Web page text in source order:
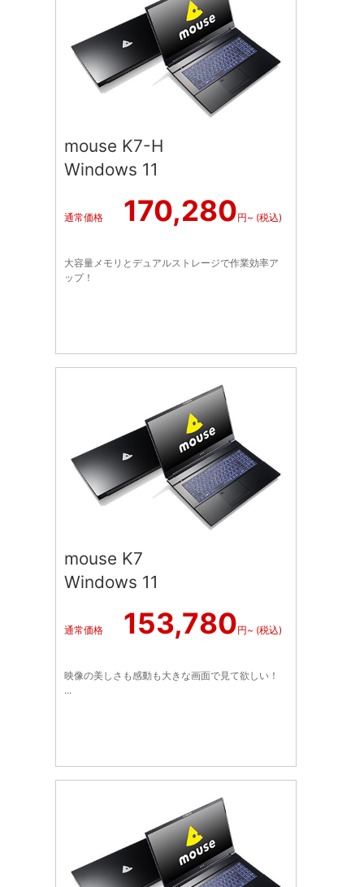
mouse K7-H
Windows 11
通常価格 170,280円~ (税込)
大容量メモリとデュアルストレージで作業効率ア
ップ！
mouse K7
Windows 11
通常価格 153,780円~ (税込)
映像の美しさも感動も大きな画面で見て欲しい！
...